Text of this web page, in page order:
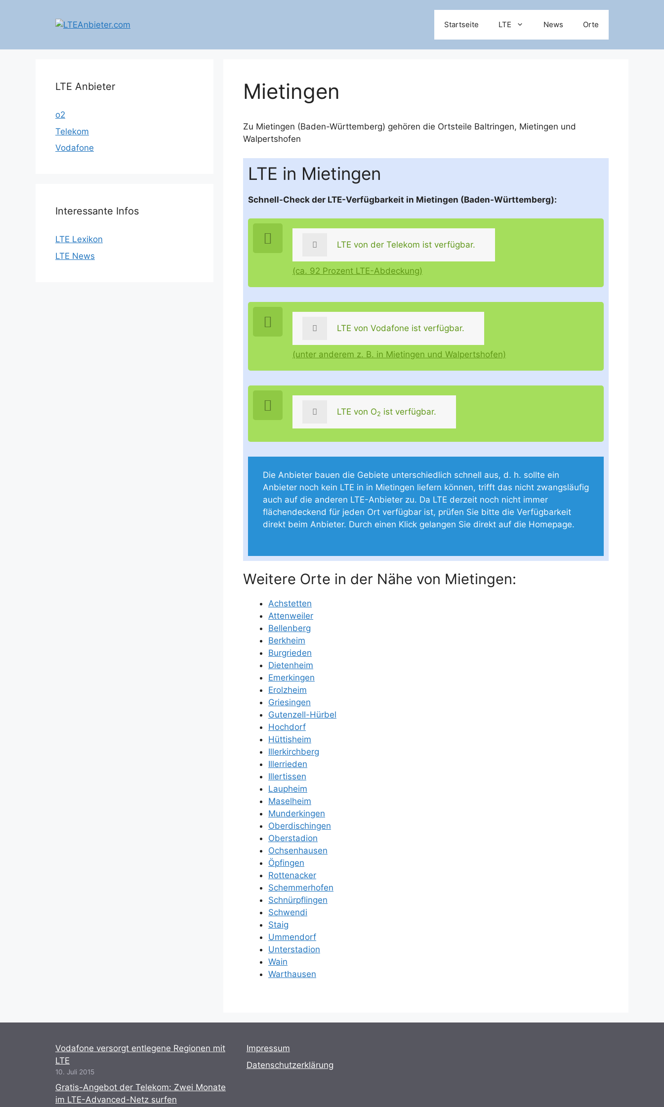
Startseite LTE News Orte
Mietingen
Zu Mietingen (Baden-Württemberg) gehören die Ortsteile Baltringen, Mietingen und
Walpertshofen
LTE in Mietingen
Schnell-Check der LTE-Verfügbarkeit in Mietingen (Baden-Württemberg):
LTE von der Telekom ist verfügbar.
(ca. 92 Prozent LTE-Abdeckung)
LTE von Vodafone ist verfügbar.
(unter anderem z. B. in Mietingen und Walpertshofen)
LTE von O2 ist verfügbar.
Die Anbieter bauen die Gebiete unterschiedlich schnell aus, d. h. sollte ein
Anbieter noch kein LTE in in Mietingen liefern können, trifft das nicht zwangsläufig
auch auf die anderen LTE-Anbieter zu. Da LTE derzeit noch nicht immer
flächendeckend für jeden Ort verfügbar ist, prüfen Sie bitte die Verfügbarkeit
direkt beim Anbieter. Durch einen Klick gelangen Sie direkt auf die Homepage.
Weitere Orte in der Nähe von Mietingen:
Achstetten
Attenweiler
Bellenberg
Berkheim
Burgrieden
Dietenheim
Emerkingen
Erolzheim
Griesingen
Gutenzell-Hürbel
Hochdorf
Hüttisheim
Illerkirchberg
Illerrieden
Illertissen
Laupheim
Maselheim
Munderkingen
Oberdischingen
Oberstadion
Ochsenhausen
Öpfingen
Rottenacker
Schemmerhofen
Schnürpflingen
Schwendi
Staig
Ummendorf
Unterstadion
Wain
Warthausen
LTE Anbieter
o2
Telekom
Vodafone
Interessante Infos
LTE Lexikon
LTE News
Vodafone versorgt entlegene Regionen mit
LTE
10. Juli 2015
Gratis-Angebot der Telekom: Zwei Monate
im LTE-Advanced-Netz surfen
Impressum
Datenschutzerklärung